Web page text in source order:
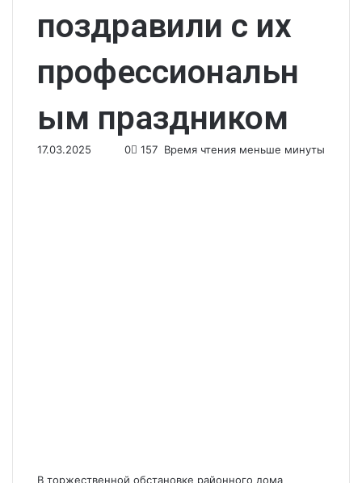
поздравили с их
профессиональн
ым праздником
17.03.2025 0 157 Время чтения меньше минуты
В торжественной обстановке районного дома